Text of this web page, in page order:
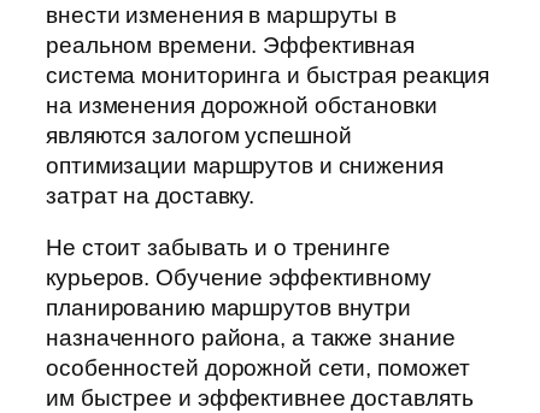
внести изменения в маршруты в
реальном времени. Эффективная
система мониторинга и быстрая реакция
на изменения дорожной обстановки
являются залогом успешной
оптимизации маршрутов и снижения
затрат на доставку.
Не стоит забывать и о тренинге
курьеров. Обучение эффективному
планированию маршрутов внутри
назначенного района, а также знание
особенностей дорожной сети, поможет
им быстрее и эффективнее доставлять